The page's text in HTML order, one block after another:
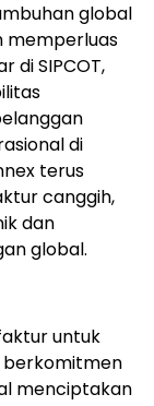
global
memperluas
di SIPCOT,
di
terus
canggih,
dan
global.
untuk
berkomitmen
menciptakan